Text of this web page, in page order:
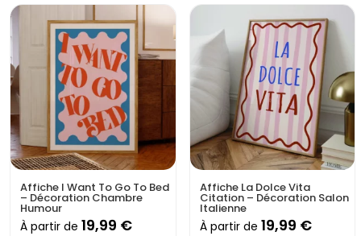
Affiche I Want To Go To Bed
– Décoration Chambre
Humour
À partir de 19,99 €
Affiche La Dolce Vita
Citation – Décoration Salon
Italienne
À partir de 19,99 €